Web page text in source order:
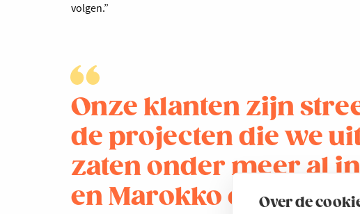
Over de
volgen.”
Onze klanten zijn
de projecten die we
zaten onder meer al
en Marokko om onze